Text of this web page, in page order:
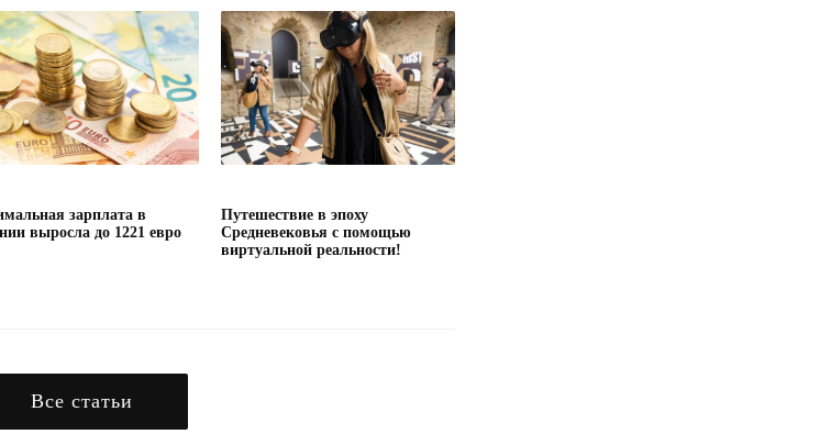
зарплата в
выросла до 1221 евро
Путешествие в эпоху
Средневековья с помощью
виртуальной реальности!
Все статьи